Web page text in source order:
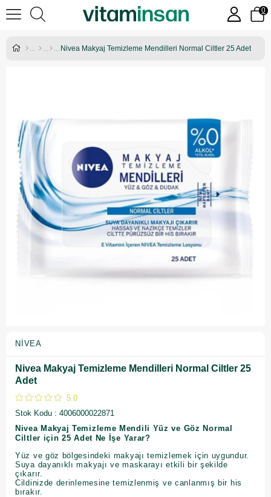
0
Nivea Makyaj Temizleme Mendilleri Normal Ciltler 25 Adet
NIVEA
Nivea Makyaj Temizleme Mendilleri Normal Ciltler 25
Adet
5.0
Stok Kodu
4006000022871
Nivea Makyaj Temizleme Mendili Yüz ve Göz Normal
Ciltler için 25 Adet Ne İşe Yarar?
Yüz ve göz bölgesindeki makyajı temizlemek için uygundur.
Suya dayanıklı makyajı ve maskarayı etkili bir şekilde
çıkarır.
Cildinizde derinlemesine temizlenmiş ve canlanmış bir his
bırakır.